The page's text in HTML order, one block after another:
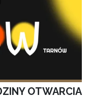
OTWARCIA